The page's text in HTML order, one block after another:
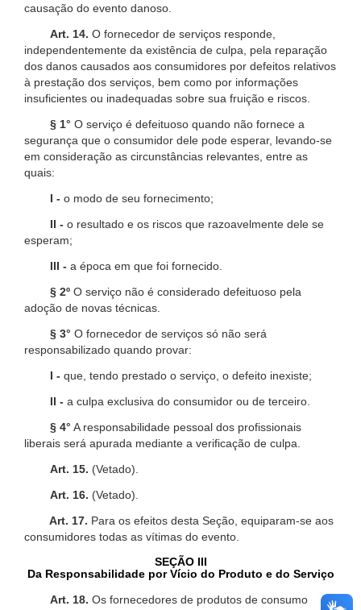
causação do evento danoso.
Art. 14. O fornecedor de serviços responde,
independentemente da existência de culpa, pela reparação
dos danos causados aos consumidores por defeitos relativos
à prestação dos serviços, bem como por informações
insuficientes ou inadequadas sobre sua fruição e riscos.
§ 1° O serviço é defeituoso quando não fornece a
segurança que o consumidor dele pode esperar, levando-se
em consideração as circunstâncias relevantes, entre as
quais:
I - o modo de seu fornecimento;
II - o resultado e os riscos que razoavelmente dele se
esperam;
III - a época em que foi fornecido.
§ 2º O serviço não é considerado defeituoso pela
adoção de novas técnicas.
§ 3° O fornecedor de serviços só não será
responsabilizado quando provar:
I - que, tendo prestado o serviço, o defeito inexiste;
II - a culpa exclusiva do consumidor ou de terceiro.
§ 4° A responsabilidade pessoal dos profissionais
liberais será apurada mediante a verificação de culpa.
Art. 15. (Vetado).
Art. 16. (Vetado).
Art. 17. Para os efeitos desta Seção, equiparam-se aos
consumidores todas as vítimas do evento.
SEÇÃO III
Da Responsabilidade por Vício do Produto e do Serviço
Art. 18. Os fornecedores de produtos de consumo